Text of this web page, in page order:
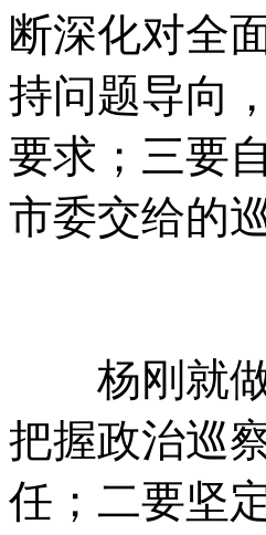
断深化对全
持问题导向
要求；三要
市委交给的
杨刚就做
把握政治巡
任；二要坚